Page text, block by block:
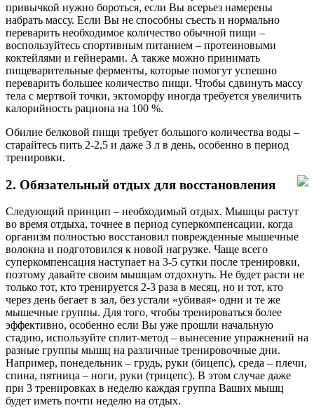
привычкой нужно бороться, если Вы всерьез намерены
набрать массу. Если Вы не способны съесть и нормально
переварить необходимое количество обычной пищи –
воспользуйтесь спортивным питанием – протеиновыми
коктейлями и гейнерами. А также можно принимать
пищеварительные ферменты, которые помогут успешно
переварить большее количество пищи. Чтобы сдвинуть массу
тела с мертвой точки, эктоморфу иногда требуется увеличить
калорийность рациона на 100 %.
Обилие белковой пищи требует большого количества воды –
старайтесь пить 2-2,5 и даже 3 л в день, особенно в период
тренировки.
2. Обязательный отдых для восстановления
Следующий принцип – необходимый отдых. Мышцы растут
во время отдыха, точнее в период суперкомпенсации, когда
организм полностью восстановил поврежденные мышечные
волокна и подготовился к новой нагрузке. Чаще всего
суперкомпенсация наступает на 3-5 сутки после тренировки,
поэтому давайте своим мышцам отдохнуть. Не будет расти не
только тот, кто тренируется 2-3 раза в месяц, но и тот, кто
через день бегает в зал, без устали «убивая» одни и те же
мышечные группы. Для того, чтобы тренироваться более
эффективно, особенно если Вы уже прошли начальную
стадию, используйте сплит-метод – вынесение упражнений на
разные группы мышц на различные тренировочные дни.
Например, понедельник – грудь, руки (бицепс), среда – плечи,
спина, пятница – ноги, руки (трицепс). В этом случае даже
при 3 тренировках в неделю каждая группа Ваших мышц
будет иметь почти неделю на отдых.